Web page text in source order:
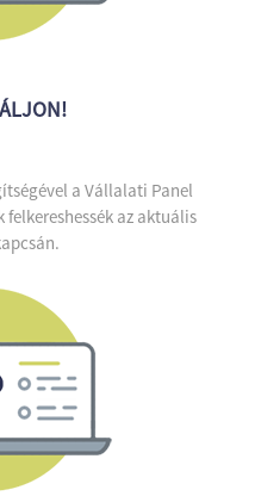
a Vállalati Panel
az aktuális